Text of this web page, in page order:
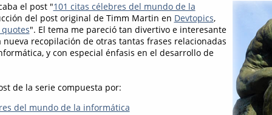
el post "101 citas célebres del mundo de la
del post original de Timm Martin en Devtopics,
". El tema me pareció tan divertivo e interesante
recopilación de otras tantas frases relacionadas
y con especial énfasis en el desarrollo de
de la serie compuesta por:
del mundo de la informática